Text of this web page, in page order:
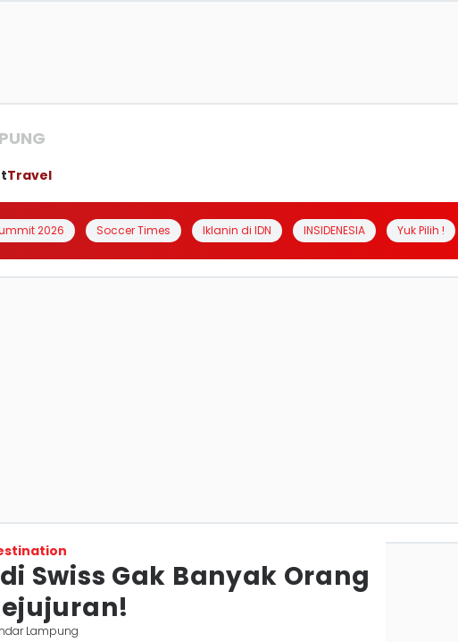
Travel
2026 Soccer Times Iklanin di IDN INSIDENESIA Yuk Pilih !
Swiss Gak Banyak Orang
Lampung